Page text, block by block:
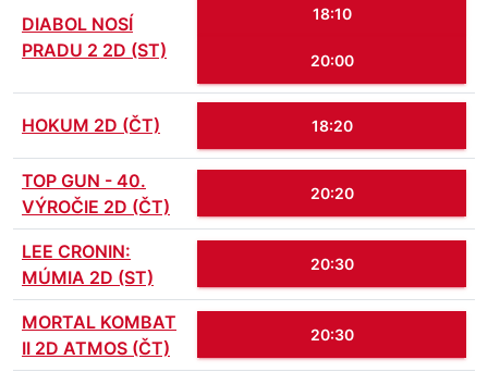
DIABOL NOSÍ
PRADU 2 2D (ST)
18:10
20:00
HOKUM 2D (ČT) 18:20
TOP GUN - 40.
VÝROČIE 2D (ČT)
20:20
LEE CRONIN:
MÚMIA 2D (ST)
20:30
MORTAL KOMBAT
II 2D ATMOS (ČT)
20:30